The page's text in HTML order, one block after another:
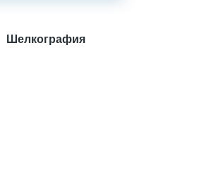
Шелкография